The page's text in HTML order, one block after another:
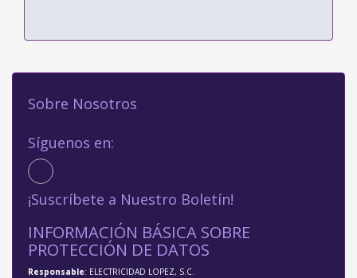
Sobre Nosotros
Síguenos en:
¡Suscríbete a Nuestro Boletín!
INFORMACIÓN BÁSICA SOBRE
PROTECCIÓN DE DATOS
Responsable: ELECTRICIDAD LOPEZ, S.C.